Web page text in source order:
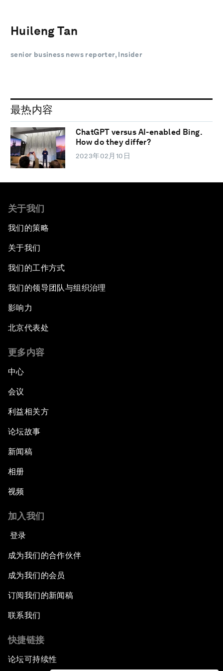
Huileng Tan
senior business news reporter, Insider
最热内容
ChatGPT versus AI-enabled Bing.
How do they differ?
2023年02月10日
关于我们
我们的策略
关于我们
我们的工作方式
我们的领导团队与组织治理
影响力
北京代表处
更多内容
中心
会议
利益相关方
论坛故事
新闻稿
相册
视频
加入我们
登录
成为我们的合作伙伴
成为我们的会员
订阅我们的新闻稿
联系我们
快捷链接
论坛可持续性